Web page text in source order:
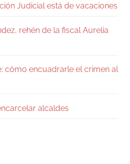
Judicial está de vacaciones
rehén de la fiscal Aurelia
cómo encuadrarle el crimen al
alcaldes